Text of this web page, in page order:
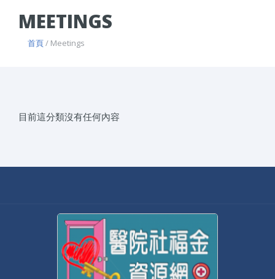
MEETINGS
首頁/ Meetings
目前這分類沒有任何內容